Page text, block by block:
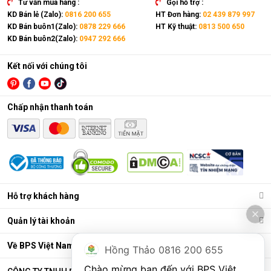
Điều hòa di động là gì?
Các chức năng chính của máy bao gồm: Làm lạnh, quạt gió,
hút ẩm và lọc khí. Bên cạnh đó, dòng sản phẩm này còn được
trang bị thêm khá nhiều tính năng và tiện ích đi kèm như: Hẹn
giờ, khóa trẻ em, remote, kết nối wifi,...
Ưu điểm vượt trội của điều hòa di động
Đáp ứng tốt nhu cầu làm mát, dễ dàng tháo lắp và di chuyển
Tư vấn mua hàng :
KD Bán lẻ (Zalo): 0816 200 655
KD Bán buôn1(Zalo): 0878 229 666
KD Bán buôn2(Zalo): 0947 292 666
Gọi hỗ trợ :
HT Đơn hàng: 02 439 879 997
HT Kỹ thuật: 0813 500 650
Hỗ trợ khách hàng
Quản lý tài khoản
Về BPS Việt Nam
Kết nối với chúng tôi
Chấp nhận thanh toán
Hồng Thảo 0816 200 655